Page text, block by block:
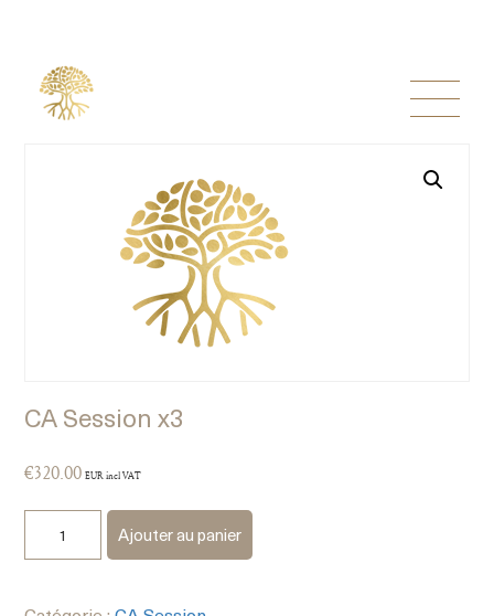
CA Session x3
€320.00 EUR incl VAT
Ajouter au panier